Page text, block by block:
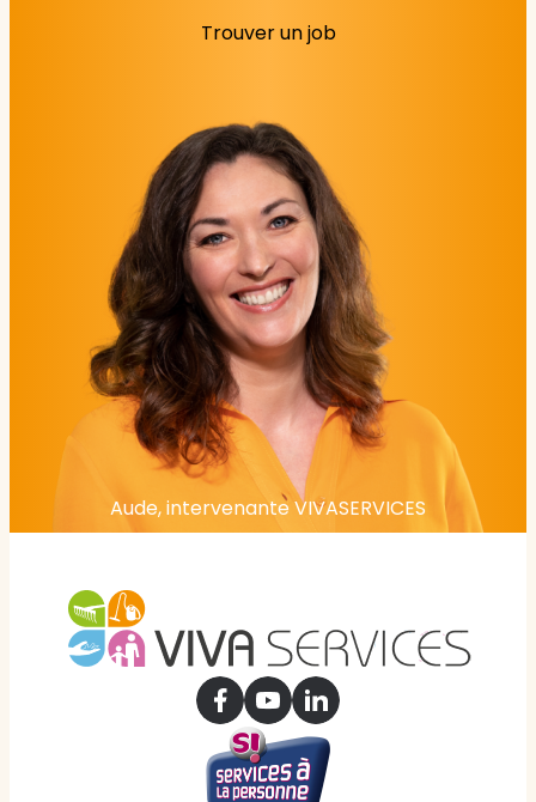
Trouver un job
Aude, intervenante VIVASERVICES